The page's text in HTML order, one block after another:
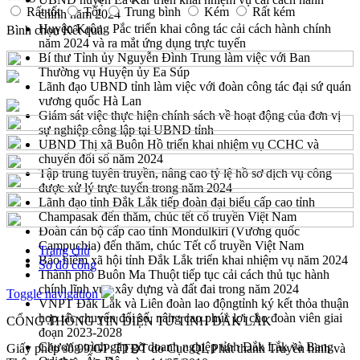
chính năm 2024
Huyện Krông Pắc triển khai công tác cải cách hành chính
năm 2024 và ra mắt ứng dụng trực tuyến
Bí thư Tỉnh ủy Nguyễn Đình Trung làm việc với Ban
Thường vụ Huyện ủy Ea Súp
Lãnh đạo UBND tỉnh làm việc với đoàn công tác đại sứ quán
vương quốc Hà Lan
Giám sát việc thực hiện chính sách về hoạt động của đơn vị
sự nghiệp công lập tại UBND tỉnh
UBND Thị xã Buôn Hồ triển khai nhiệm vụ CCHC và
chuyển đổi số năm 2024
Tập trung tuyên truyền, nâng cao tỷ lệ hồ sơ dịch vụ công
được xử lý trực tuyến trong năm 2024
Lãnh đạo tỉnh Đắk Lắk tiếp đoàn đại biểu cấp cao tỉnh
Champasak đến thăm, chúc tết cổ truyền Việt Nam
Đoàn cán bộ cấp cao tỉnh Mondulkiri (Vương quốc
Campuchia) đến thăm, chúc Tết cổ truyền Việt Nam
Bảo hiểm xã hội tỉnh Đắk Lắk triển khai nhiệm vụ năm 2024
Thành phố Buôn Ma Thuột tiếp tục cải cách thủ tục hành
chính lĩnh vực xây dựng và đất đai trong năm 2024
VNPT Đắk Lắk và Liên đoàn lao độngtỉnh ký kết thỏa thuận
hợp tác chuyển đổi số, nâng cao phúc lợi cho đoàn viên giai
đoạn 2023-2028
Chương trình gặp gỡ doanh nghiệp tỉnh Đắk Lắk và Bang
Rất tốt
Tốt Trung bình Kém
Rất kém
Bình chọnKết quả
Trang chủ
Sơ đồ cổng
Toggle navigation
CỔNG THÔNG TIN ĐIỆN TỬ TỈNH ĐẮK LẮK
Giấy phép số 99/GP-TTĐT do Cục QL Phát thanh Truyền hình và